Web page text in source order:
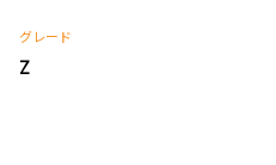
グレード
Z